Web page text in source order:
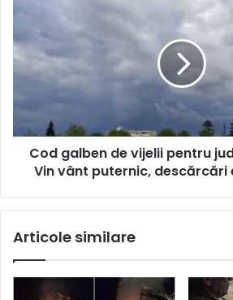
Cod galben de vijelii pentru
Vin vânt puternic, descărcări
Articole similare